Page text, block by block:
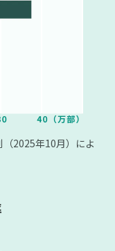
2025年10月）によ